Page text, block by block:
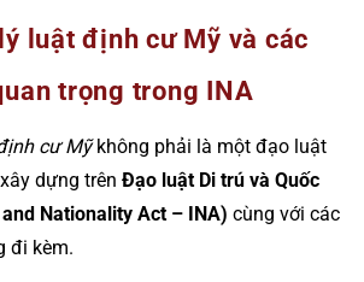
luật định cư Mỹ và các
trọng trong INA
cư Mỹkhông phải là một đạo luật
dựng trên Đạo luật Di trú và Quốc
Nationality Act – INA) cùng với các
đi kèm.